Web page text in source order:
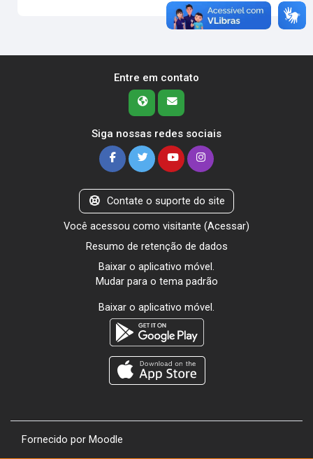
Entre em contato
Siga nossas redes sociais
Contate o suporte do site
Você acessou como visitante (Acessar)
Resumo de retenção de dados
Baixar o aplicativo móvel.
Mudar para o tema padrão
Baixar o aplicativo móvel.
Fornecido por Moodle